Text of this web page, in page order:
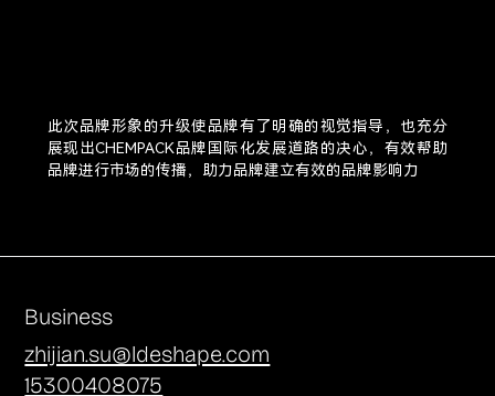
此次品牌形象的升级使品牌有了明确的视觉指导，也充分
展现出CHEMPACK品牌国际化发展道路的决心，有效帮助
品牌进行市场的传播，助力品牌建立有效的品牌影响力
Business
zhijian.su@ldeshape.com
15300408075